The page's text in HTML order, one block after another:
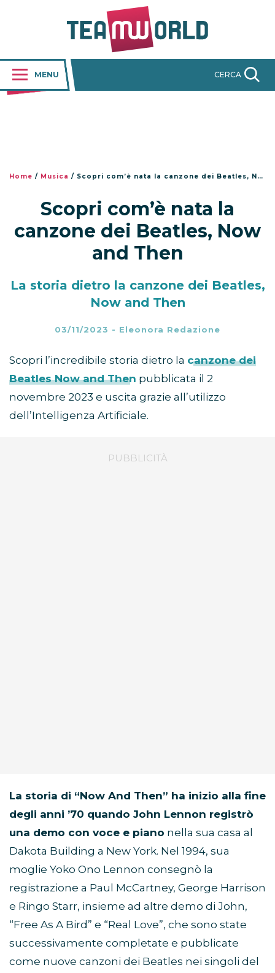
MENU CERCA
Home / Musica / Scopri com’è nata la canzone dei Beatles, Now and Then
Scopri com’è nata la
canzone dei Beatles, Now
and Then
La storia dietro la canzone dei Beatles,
Now and Then
03/11/2023 - Eleonora Redazione
Scopri l’incredibile storia dietro la canzone dei
Beatles Now and Then pubblicata il 2
novembre 2023 e uscita grazie all’utilizzo
dell’Intelligenza Artificiale.
La storia di “Now And Then” ha inizio alla fine
degli anni ’70 quando John Lennon registrò
una demo con voce e piano nella sua casa al
Dakota Building a New York. Nel 1994, sua
moglie Yoko Ono Lennon consegnò la
registrazione a Paul McCartney, George Harrison
e Ringo Starr, insieme ad altre demo di John,
“Free As A Bird” e “Real Love”, che sono state
successivamente completate e pubblicate
come nuove canzoni dei Beatles nei singoli del